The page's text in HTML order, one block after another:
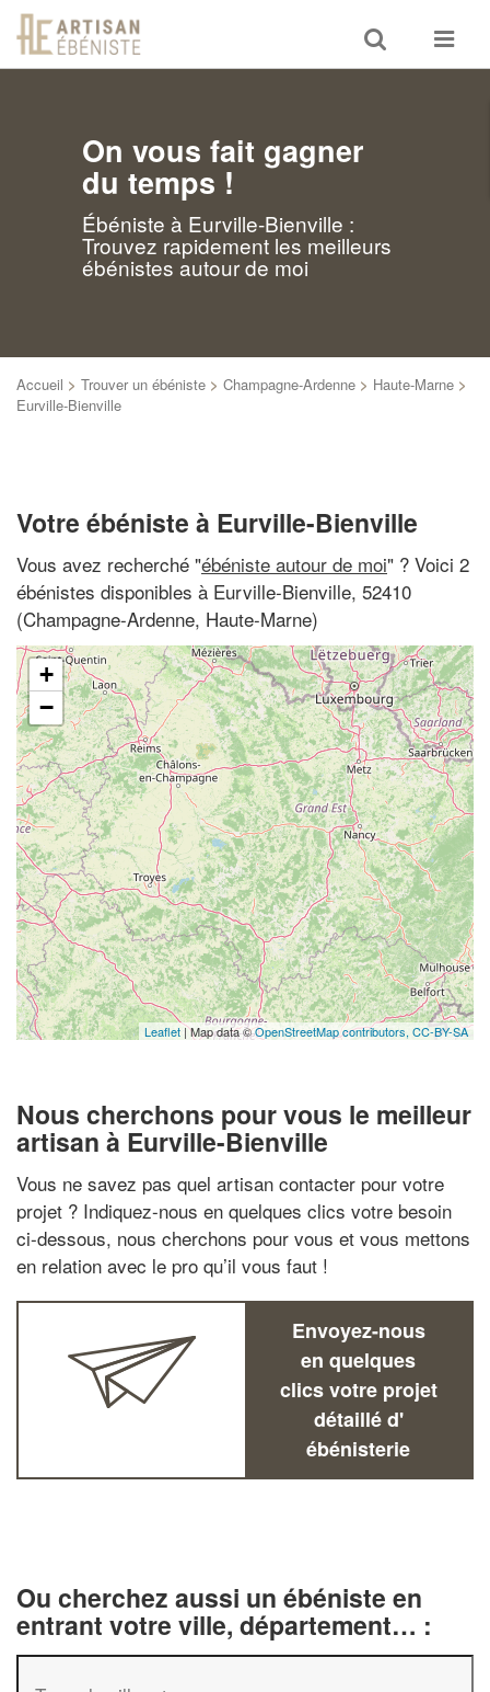
Toggle
search
Toggle
On vous fait gagner
du temps !
Ébéniste à Eurville-Bienville :
Trouvez rapidement les meilleurs
ébénistes autour de moi
Accueil > Trouver un ébéniste > Champagne-Ardenne > Haute-Marne >
Eurville-Bienville
Votre ébéniste à Eurville-Bienville
Vous avez recherché "ébéniste autour de moi" ? Voici 2
ébénistes disponibles à Eurville-Bienville, 52410
(Champagne-Ardenne, Haute-Marne)
+
−
Leaflet| Map data ©OpenStreetMap contributors, CC-BY-SA
Nous cherchons pour vous le meilleur
artisan à Eurville-Bienville
Vous ne savez pas quel artisan contacter pour votre
projet ? Indiquez-nous en quelques clics votre besoin
ci-dessous, nous cherchons pour vous et vous mettons
en relation avec le pro qu’il vous faut !
Envoyez-nous
en quelques
clics votre projet
détaillé d'
ébénisterie
Ou cherchez aussi un ébéniste en
entrant votre ville, département… :